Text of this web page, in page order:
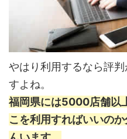
やはり利用するなら評
すよね。
福岡県には5000店舗以
こを利用すればいいの